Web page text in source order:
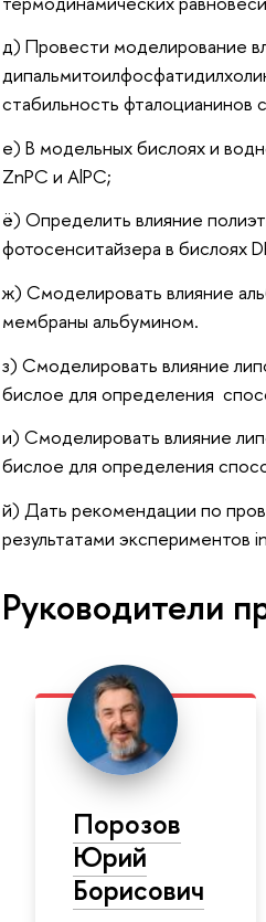
д) Провести моделирование
стабильность фталоцианинов
е) В модельных бислоях и
ZnPC и AlPC;
ё) Определить влияние
фотосенситайзера в бислоях
ж) Смоделировать влияние
мембраны альбумином.
з) Смоделировать влияние
бислое для определения
и) Смоделировать влияние
бислое для определения
й) Дать рекомендации по
результатами экспериментов
Руководители
Порозов
Юрий
Борисович